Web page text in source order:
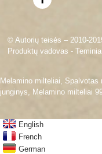
© Autorių teisės – 2010-
Produktų vadovas -
Melamino milteliai, Spalvotas
junginys, Melamino milteliai
English
French
German